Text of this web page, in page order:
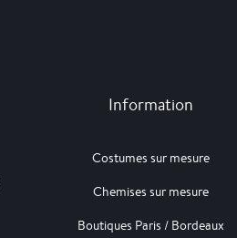
Information
Costumes sur mesure
Chemises sur mesure
Boutiques Paris / Bordeaux